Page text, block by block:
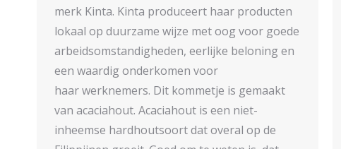
merk Kinta. Kinta produceert haar producten
lokaal op duurzame wijze met oog voor goede
arbeidsomstandigheden, eerlijke beloning en
een waardig onderkomen voor
haar werknemers. Dit kommetje is gemaakt
van acaciahout. Acaciahout is een niet-
inheemse hardhoutsoort dat overal op de